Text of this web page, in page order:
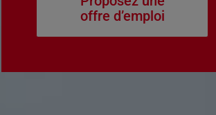
offre d’emploi